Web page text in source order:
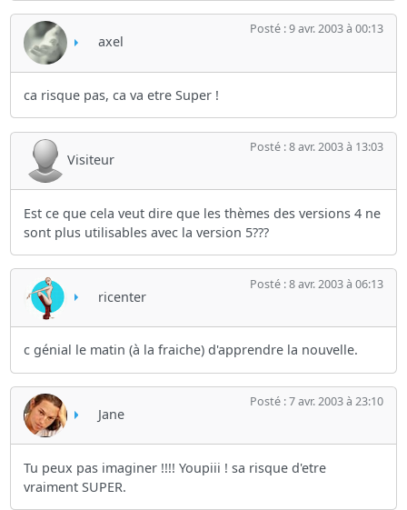
axel
Posté : 9 avr. 2003 à 00:13
ca risque pas, ca va etre Super !
Visiteur
Posté : 8 avr. 2003 à 13:03
Est ce que cela veut dire que les thèmes des versions 4 ne
sont plus utilisables avec la version 5???
ricenter
Posté : 8 avr. 2003 à 06:13
c génial le matin (à la fraiche) d'apprendre la nouvelle.
Jane
Posté : 7 avr. 2003 à 23:10
Tu peux pas imaginer !!!! Youpiii ! sa risque d'etre
vraiment SUPER.